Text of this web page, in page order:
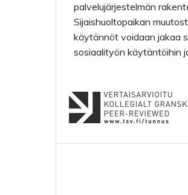
palvelujärjestelmän
Sijaishuoltopaikan
käytännöt voidaan jakaa
sosiaalityön käytäntöihin